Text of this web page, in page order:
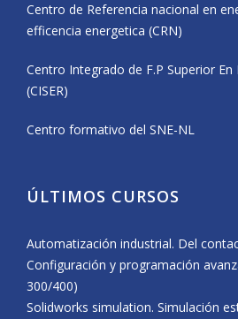
Centro de Referencia nacional en
efficencia energetica (CRN)
Centro Integrado de F.P Superior En
(CISER)
Centro formativo del SNE-NL
ÚLTIMOS CURSOS
Automatización industrial. Del
Configuración y programación
300/400)
Solidworks simulation. Simulación